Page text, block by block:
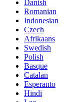
Danish
Romanian
Indonesian
Czech
Afrikaans
Swedish
Polish
Basque
Catalan
Esperanto
Hindi